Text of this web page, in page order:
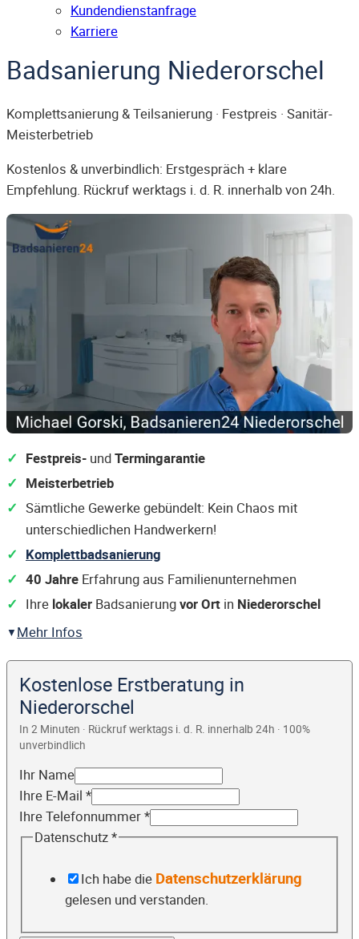
Kunden­dienst­anfrage
Karriere
Badsanierung Niederorschel
Komplettsanierung & Teilsanierung · Festpreis · Sanitär-
Meisterbetrieb
Kostenlos & unverbindlich: Erstgespräch + klare
Empfehlung. Rückruf werktags i. d. R. innerhalb von 24h.
Festpreis- undTermingarantie
Meisterbetrieb
Sämtliche Gewerke gebündelt: Kein Chaos mit
unterschiedlichen Handwerkern!
Komplettbadsanierung
40 Jahre Erfahrung aus Familienunternehmen
Ihre lokaler Badsanierungvor Ort in Niederorschel
Mehr Infos
Kostenlose Erstberatung in
Niederorschel
In 2 Minuten · Rückruf werktags i. d. R. innerhalb 24h · 100%
unverbindlich
Ihr Name
Ihre E-Mail *
Ihre Telefonnummer*
Datenschutz*
Ich habe die Datenschutzerklärung
gelesen und verstanden.